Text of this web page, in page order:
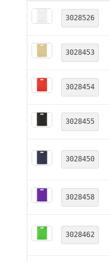
3028526
3028453
3028454
3028455
3028450
3028458
3028462